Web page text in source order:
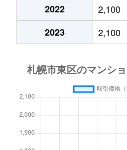
北１５条東
2,100万円
北１５条東
3,000万円
北１７条東
2,700万円
北１８条東
北１９条東
350万円
2022
2,100
2023
2,100